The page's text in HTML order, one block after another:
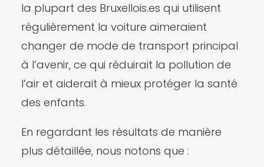
la plupart des Bruxellois.es qui utilisent
régulièrement la voiture aimeraient
changer de mode de transport principal
à l’avenir, ce qui réduirait la pollution de
l’air et aiderait à mieux protéger la santé
des enfants.
En regardant les résultats de manière
plus détaillée, nous notons que :